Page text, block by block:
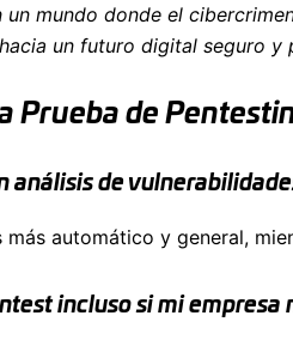
un mundo donde el
un futuro digital seguro y
Prueba de
análisis de
más automático y general,
incluso si mi